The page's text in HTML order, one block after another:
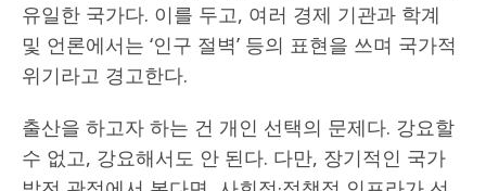
유일한 국가다. 이를 두고, 여러 경제 기관과 학계
및 언론에서는 ‘인구 절벽’ 등의 표현을 쓰며 국가적
위기라고 경고한다.
출산을 하고자 하는 건 개인 선택의 문제다. 강요할
수 없고, 강요해서도 안 된다. 다만, 장기적인 국가